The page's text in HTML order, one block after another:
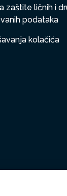
zaštite ličnih i
podataka
kolačića